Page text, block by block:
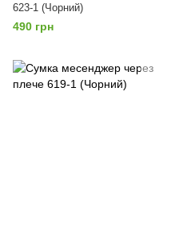
623-1 (Чорний)
490 грн